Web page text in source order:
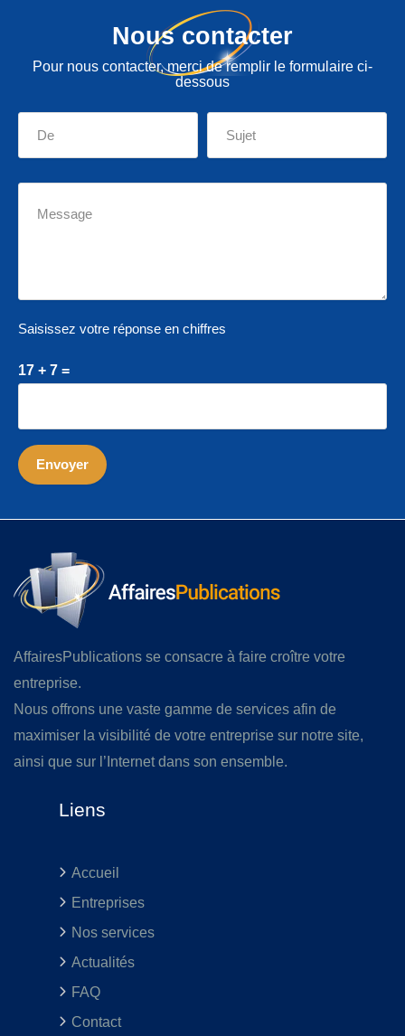
Nous contacter
Pour nous contacter, merci de remplir le formulaire ci-
dessous
Saisissez votre réponse en chiffres
17 + 7 =
AffairesPublications se consacre à faire croître votre
entreprise.
Nous offrons une vaste gamme de services afin de
maximiser la visibilité de votre entreprise sur notre site,
ainsi que sur l’Internet dans son ensemble.
Liens
Accueil
Entreprises
Nos services
Actualités
FAQ
Contact